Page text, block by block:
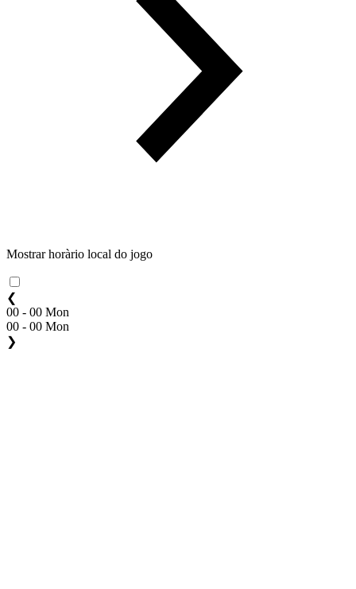
Mostrar horàrio local do jogo
❮
00 - 00 Mon
00 - 00 Mon
❯